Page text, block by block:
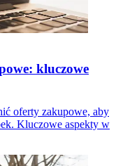
kluczowe
oferty zakupowe, aby
Kluczowe aspekty w